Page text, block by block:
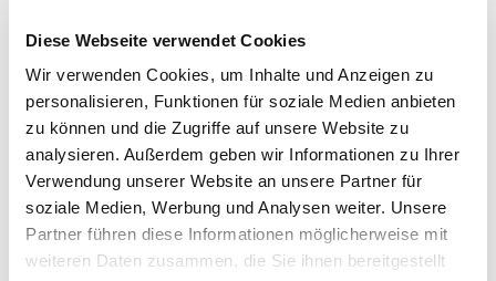
Diese Webseite verwendet Cookies
Wir verwenden Cookies, um Inhalte und Anzeigen zu
personalisieren, Funktionen für soziale Medien anbieten
zu können und die Zugriffe auf unsere Website zu
analysieren. Außerdem geben wir Informationen zu Ihrer
Verwendung unserer Website an unsere Partner für
soziale Medien, Werbung und Analysen weiter. Unsere
Partner führen diese Informationen möglicherweise mit
weiteren Daten zusammen, die Sie ihnen bereitgestellt